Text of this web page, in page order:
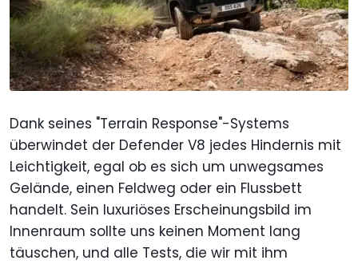
Dank seines "Terrain Response"-Systems
überwindet der Defender V8 jedes Hindernis mit
Leichtigkeit, egal ob es sich um unwegsames
Gelände, einen Feldweg oder ein Flussbett
handelt. Sein luxuriöses Erscheinungsbild im
Innenraum sollte uns keinen Moment lang
täuschen, und alle Tests, die wir mit ihm